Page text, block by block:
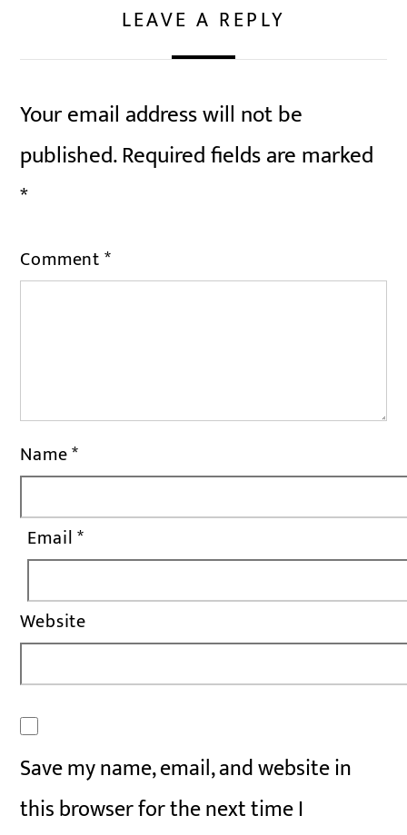
LEAVE A REPLY
Your email address will not be
published.Required fields are marked
*
Comment*
Name*
Email*
Website
Save my name, email, and website in
this browser for the next time I